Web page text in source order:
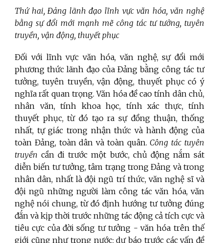
Thứ hai, Đảng lãnh đạo lĩnh vực văn hóa, văn nghệ
bằng sự đổi mới mạnh mẽ công tác tư tưởng, tuyên
truyền, vận động, thuyết phục
Đối với lĩnh vực văn hóa, văn nghệ, sự đổi mới
phương thức lãnh đạo của Đảng bằng công tác tư
tưởng, tuyên truyền, vận động, thuyết phục có ý
nghĩa rất quan trọng. Văn hóa đề cao tính dân chủ,
nhân văn, tính khoa học, tính xác thực, tính
thuyết phục, từ đó tạo ra sự đồng thuận, thống
nhất, tự giác trong nhận thức và hành động của
toàn Đảng, toàn dân và toàn quân. Công tác tuyên
truyền cần đi trước một bước, chủ động nắm sát
diễn biến tư tưởng, tâm trạng trong Đảng và trong
nhân dân, nhất là đội ngũ trí thức, văn nghệ sĩ và
đội ngũ những người làm công tác văn hóa, văn
nghệ nói chung, từ đó định hướng tư tưởng đúng
đắn và kịp thời trước những tác động cả tích cực và
tiêu cực của đời sống tư tưởng - văn hóa trên thế
giới cũng như trong nước; dự báo trước các vấn đề